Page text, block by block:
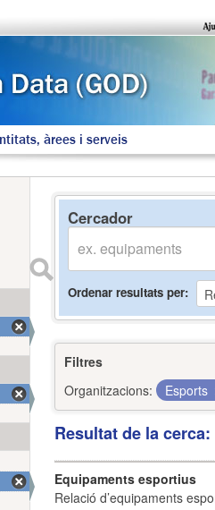
àrees i serveis
Cercador
Ordenar resultats per
Filtres
Organitzacions:
Esports
Resultat de la
Equipaments esportius
Relació d’equipaments